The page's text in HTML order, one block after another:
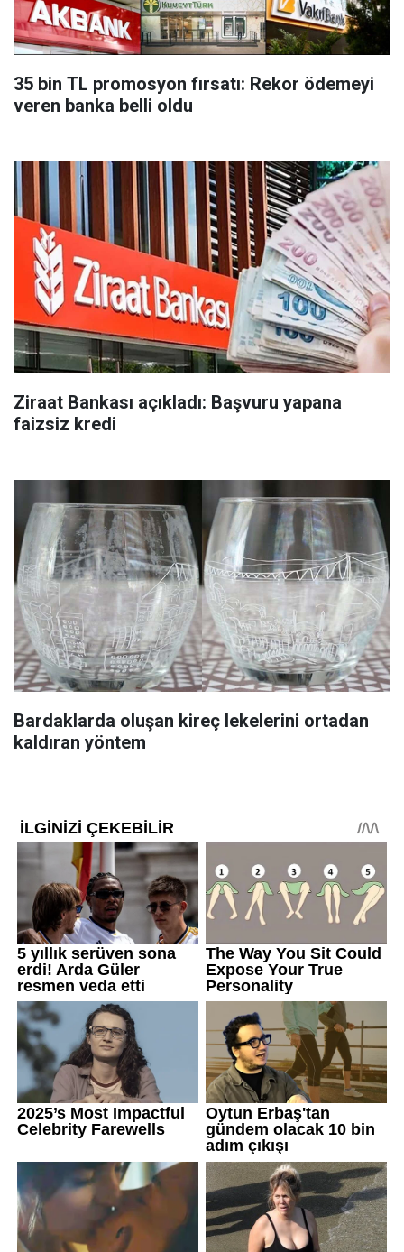
35 bin TL promosyon fırsatı: Rekor ödemeyi
veren banka belli oldu
Ziraat Bankası açıkladı: Başvuru yapana
faizsiz kredi
Bardaklarda oluşan kireç lekelerini ortadan
kaldıran yöntem